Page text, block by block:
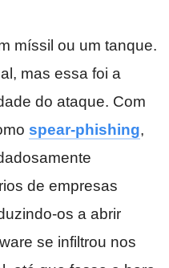
míssil ou um tanque.
mas essa foi a
do ataque. Com
spear-phishing,
de empresas
os a abrir
se infiltrou nos